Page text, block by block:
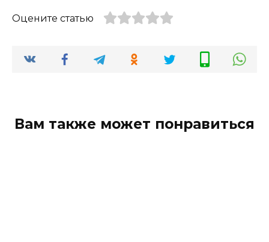
Оцените статью
Вам также может понравиться